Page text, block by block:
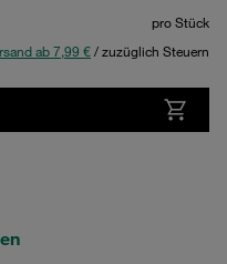
pro Stück
ab 7,99 €/ zuzüglich Steuern